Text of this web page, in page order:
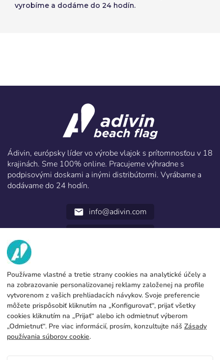
vyrobíme a dodáme do 24 hodín.
Ádivin, európsky líder vo výrobe vlajok s prítomnosťou v 18
krajinách. Sme 100% online. Pracujeme výhradne s
podpisovými doskami a inými distribútormi. Vyrábame a
dodávame do 24 hodín.
email info@adivin.com
MY
Továreň
Kontakt
Blog
SLUŽBY
Formy platby
Výroba a preprava
FAQs
PRÁVNE ÚDAJE
Právne upozornenie
Všeobecné podmienky zamestnania
Cookies policy
Zásady ochrany súkromia
Používame vlastné a tretie strany cookies na analytické účely a
na zobrazovanie personalizovanej reklamy založenej na profile
vytvorenom z vašich prehliadacích návykov. Svoje preferencie
môžete prispôsobiť kliknutím na „Konfigurovať“, prijať všetky
cookies kliknutím na „Prijať“ alebo ich odmietnuť výberom
„Odmietnuť“. Pre viac informácií, prosím, konzultujte náš Zásady
používania súborov cookie.